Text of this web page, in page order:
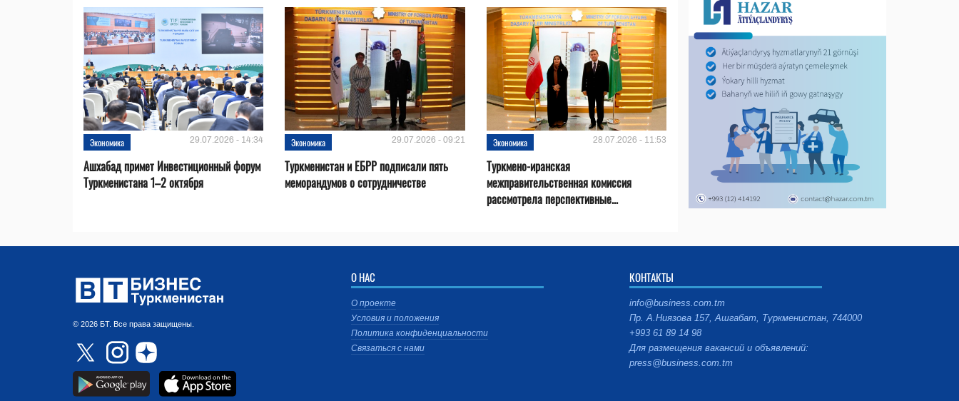
Экономика 29.07.2026 - 14:34
Ашхабад примет Инвестиционный форум
Туркменистана 1–2 октября
Экономика 29.07.2026 - 09:21
Туркменистан и ЕБРР подписали пять
меморандумов о сотрудничестве
Экономика 28.07.2026 - 11:53
Туркмено-иранская
межправительственная комиссия
рассмотрела перспективные...
© 2026 БТ. Все права защищены.
О НАС
О проекте
Условия и положения
Политика конфиденциальности
Связаться с нами
КОНТАКТЫ
info@business.com.tm
Пр. А.Ниязова 157, Ашгабат, Туркменистан, 744000
+993 61 89 14 98
Для размещения вакансий и объявлений:
press@business.com.tm